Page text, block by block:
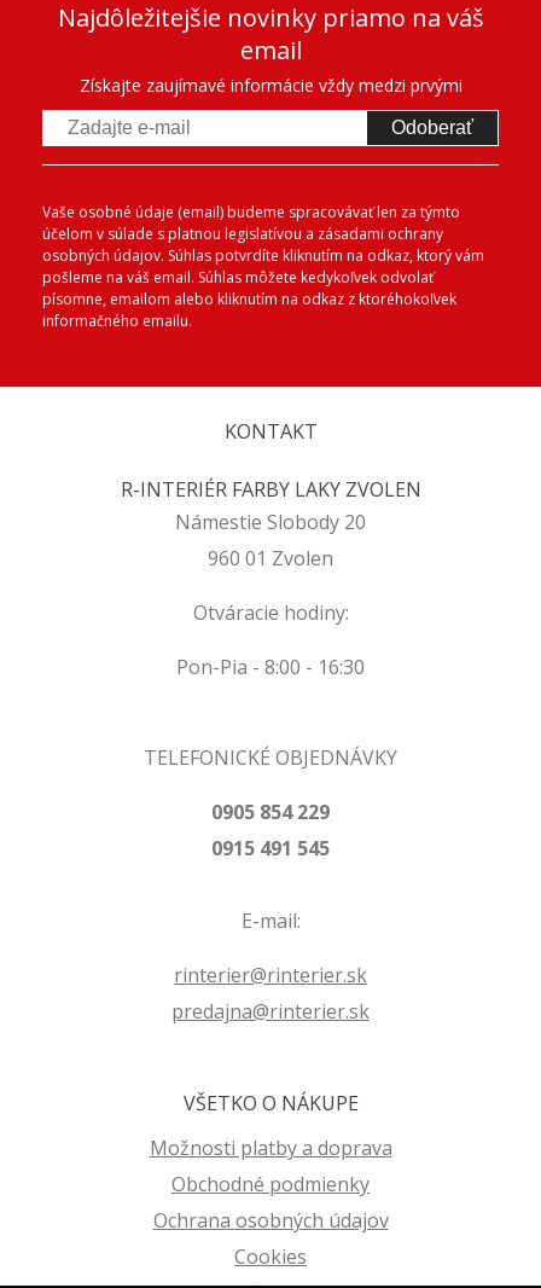
Najdôležitejšie novinky priamo na váš
email
Získajte zaujímavé informácie vždy medzi prvými
Odoberať
Vaše osobné údaje (email) budeme spracovávať len za týmto
účelom v súlade s platnou legislatívou a zásadami ochrany
osobných údajov. Súhlas potvrdíte kliknutím na odkaz, ktorý vám
pošleme na váš email. Súhlas môžete kedykoľvek odvolať
písomne, emailom alebo kliknutím na odkaz z ktoréhokoľvek
informačného emailu.
KONTAKT
R-INTERIÉR FARBY LAKY ZVOLEN
Námestie Slobody 20
960 01 Zvolen
Otváracie hodiny:
Pon-Pia - 8:00 - 16:30
TELEFONICKÉ OBJEDNÁVKY
0905 854 229
0915 491 545
E-mail:
rinterier@rinterier.sk
predajna@rinterier.sk
VŠETKO O NÁKUPE
Možnosti platby a doprava
Obchodné podmienky
Ochrana osobných údajov
Cookies